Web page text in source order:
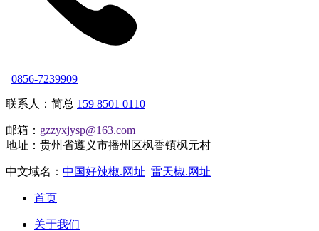
0856-7239909
联系人：简总 159 8501 0110
邮箱： gzzyxjysp@163.com
地址：贵州省遵义市播州区枫香镇枫元村
中文域名： 中国好辣椒.网址 雷天椒.网址
首页
关于我们